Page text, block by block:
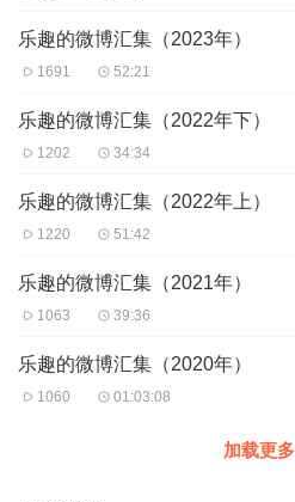
乐趣的微博汇集（2023年）
1691 52:21
乐趣的微博汇集（2022年下）
1202 34:34
乐趣的微博汇集（2022年上）
1220 51:42
乐趣的微博汇集（2021年）
1063 39:36
乐趣的微博汇集（2020年）
1060 01:03:08
加载更多